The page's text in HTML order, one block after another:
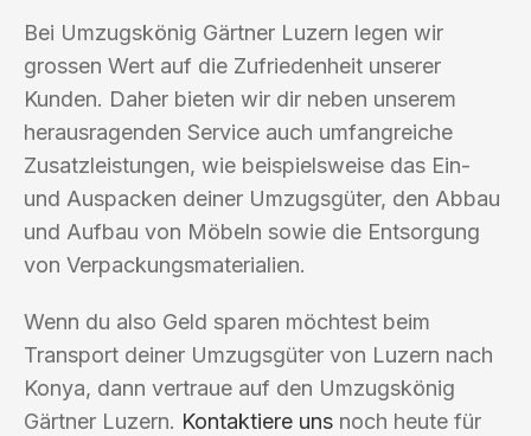
Bei Umzugskönig Gärtner Luzern legen wir
grossen Wert auf die Zufriedenheit unserer
Kunden. Daher bieten wir dir neben unserem
herausragenden Service auch umfangreiche
Zusatzleistungen, wie beispielsweise das Ein-
und Auspacken deiner Umzugsgüter, den Abbau
und Aufbau von Möbeln sowie die Entsorgung
von Verpackungsmaterialien.
Wenn du also Geld sparen möchtest beim
Transport deiner Umzugsgüter von Luzern nach
Konya, dann vertraue auf den Umzugskönig
Gärtner Luzern. Kontaktiere uns noch heute für